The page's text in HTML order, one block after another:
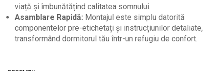
viață și îmbunătățind calitatea somnului.
Asamblare Rapidă: Montajul este simplu datorită
componentelor pre-etichetați și instrucțiunilor detaliate,
transformând dormitorul tău într-un refugiu de confort.